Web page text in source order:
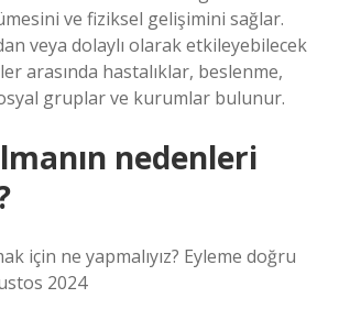
ve fiziksel gelişimini sağlar.
veya dolaylı olarak etkileyebilecek
arasında hastalıklar, beslenme,
gruplar ve kurumlar bulunur.
nedenleri
için ne yapmalıyız? Eyleme doğru
2024